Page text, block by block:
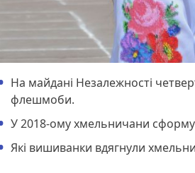
На майдані Незалежності
флешмоби.
У 2018-ому хмельничани
Які вишиванки вдягнули